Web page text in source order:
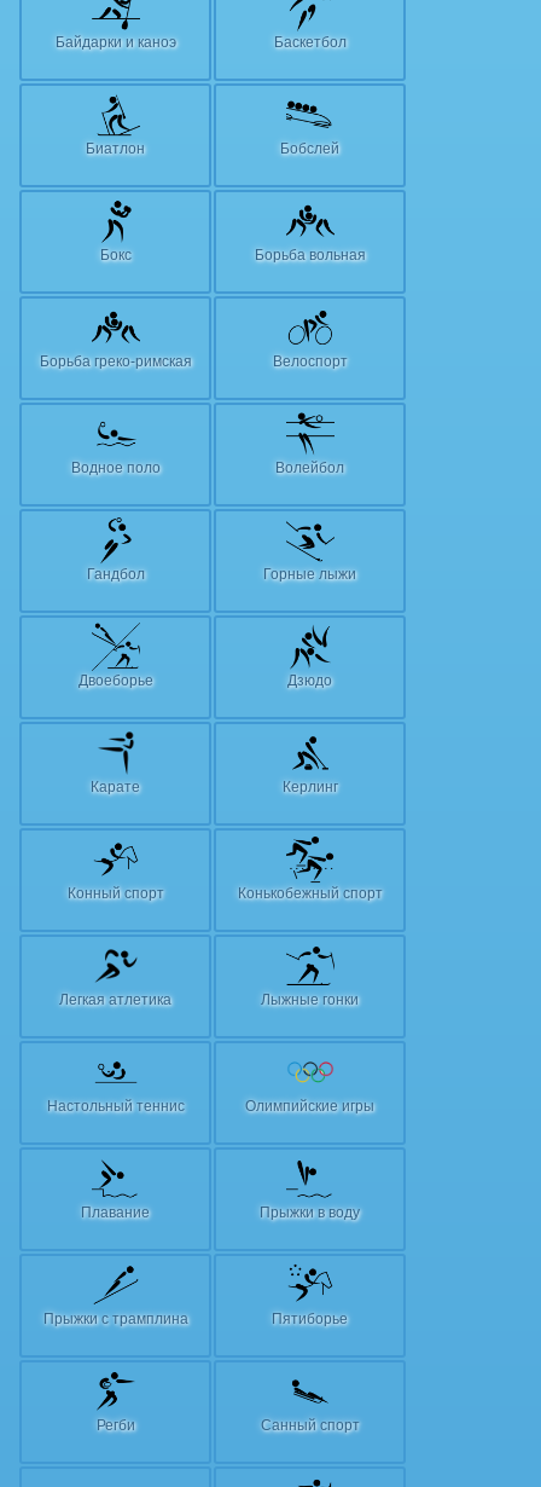
Байдарки и каноэ Баскетбол
Биатлон Бобслей
Бокс Борьба вольная
Борьба греко-римская Велоспорт
Водное поло Волейбол
Гандбол Горные лыжи
Двоеборье Дзюдо
Карате Керлинг
Конный спорт Конькобежный спорт
Легкая атлетика Лыжные гонки
Настольный теннис Олимпийские игры
Плавание Прыжки в воду
Прыжки с трамплина Пятиборье
Регби Санный спорт